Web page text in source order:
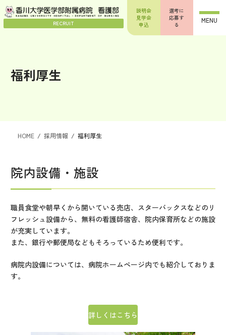
コ
ン
ナ
ビ
RECRUIT
説明会
見学会
申込
選考に
応募す
る
MENU
福利厚生
HOME 採用情報 福利厚生
院内設備・施設
職員食堂や朝早くから開いている売店、スターバックスなどのリ
フレッシュ設備から、無料の看護師宿舎、院内保育所などの施設
が充実しています。
また、銀行や郵便局などもそろっているため便利です。
病院内設備については、病院ホームページ内でも紹介しておりま
す。
詳しくはこちら